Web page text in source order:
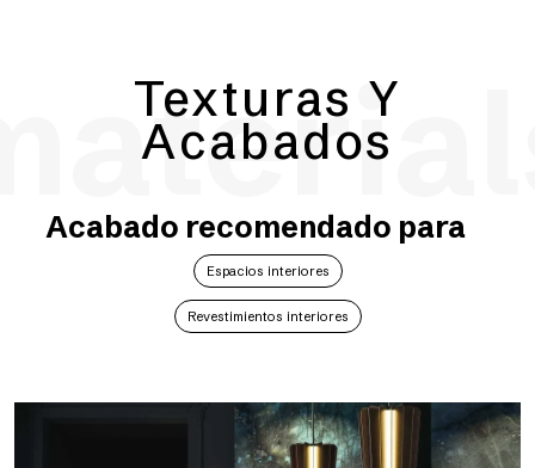
Texturas Y
Acabados
Acabado recomendado para
Espacios interiores
Revestimientos interiores